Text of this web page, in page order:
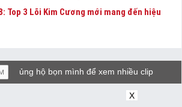
Top 3 Lõi Kim Cương mới mang đến hiệu
ủng hộ bọn mình để xem nhiều clip
X